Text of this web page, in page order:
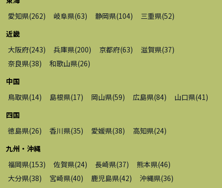
愛知県(262) 岐阜県(63) 静岡県(104) 三重県(52)
近畿
大阪府(243) 兵庫県(200) 京都府(63) 滋賀県(37)
奈良県(38) 和歌山県(26)
中国
鳥取県(14) 島根県(17) 岡山県(59) 広島県(84) 山口県(41)
四国
徳島県(26) 香川県(35) 愛媛県(38) 高知県(24)
九州・沖縄
福岡県(153) 佐賀県(24) 長崎県(37) 熊本県(46)
大分県(38) 宮崎県(40) 鹿児島県(42) 沖縄県(36)